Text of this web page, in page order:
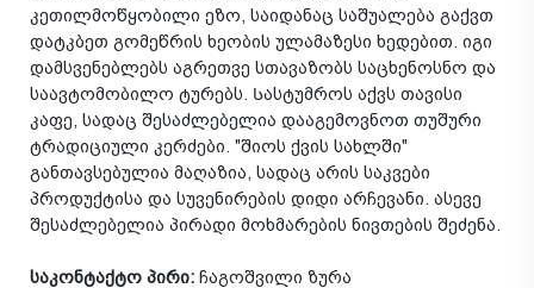
კეთილმოწყობილი ეზო, საიდანაც საშუალება გაქვთ
დატკბეთ გომეწრის ხეობის ულამაზესი ხედებით. იგი
დამსვენებლებს აგრეთვე სთავაზობს საცხენოსნო და
საავტომობილო ტურებს. Სასტუმროს აქვს თავისი
კაფე, სადაც შესაძლებელია დააგემოვნოთ თუშური
ტრადიციული კერძები. "შიოს ქვის სახლში"
განთავსებულია მაღაზია, სადაც არის საკვები
პროდუქტისა და სუვენირების დიდი არჩევანი. ასევე
შესაძლებელია პირადი მოხმარების ნივთების შეძენა.
საკონტაქტო პირი: ჩაგოშვილი ზურა